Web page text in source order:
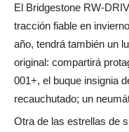
El Bridgestone RW-
tracción fiable en
año, tendrá también un
original: compartirá
001+, el buque insignia
recauchutado; un
Otra de las estrellas de